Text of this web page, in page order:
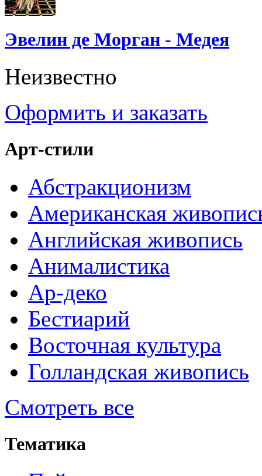
Эвелин де Морган - Медея
Неизвестно
Оформить и заказать
Арт-стили
Абстракционизм
Американская
Английская живопись
Анималистика
Ар-деко
Бестиарий
Восточная культура
Голландская живопись
Смотреть все
Тематика